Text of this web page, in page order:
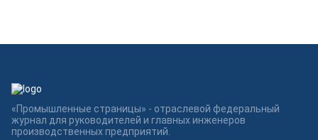
«Промышленные страницы» - отраслевой федеральный
журнал для руководителей и главных инженеров
производственных предприятий.